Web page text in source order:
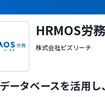
HRMOS労務
株式会社ビズリーチ
ータベースを活用し